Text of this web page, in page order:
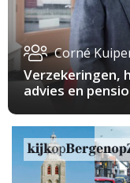
Corné
Verzekeringen,
advies en